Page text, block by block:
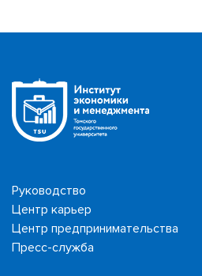
Руководство
Центр карьер
Центр предпринимательства
Пресс-служба